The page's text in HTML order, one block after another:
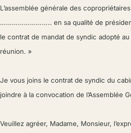
L’assemblée générale des
…………………….. en sa qualité de
le contrat de mandat de syndic adopté
réunion. »
Je vous joins le contrat de syndic du
joindre à la convocation de l’Assemblée
Veuillez agréer, Madame, Monsieur,